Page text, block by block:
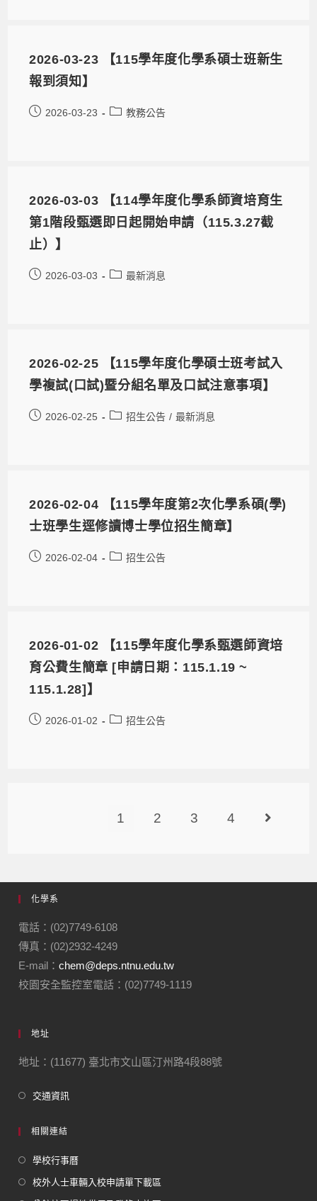
2026-03-23 【115學年度化學系碩士班新生
報到須知】
2026-03-23 教務公告
2026-03-03 【114學年度化學系師資培育生
第1階段甄選即日起開始申請（115.3.27截
止）】
2026-03-03 最新消息
2026-02-25 【115學年度化學碩士班考試入
學複試(口試)暨分組名單及口試注意事項】
2026-02-25 招生公告 / 最新消息
2026-02-04 【115學年度第2次化學系碩(學)
士班學生逕修讀博士學位招生簡章】
2026-02-04 招生公告
2026-01-02 【115學年度化學系甄選師資培
育公費生簡章 [申請日期：115.1.19 ~
115.1.28]】
2026-01-02 招生公告
1 2 3 4
化學系
電話：(02)7749-6108
傳真：(02)2932-4249
E-mail：chem@deps.ntnu.edu.tw
校園安全監控室電話：(02)7749-1119
地址
地址：(11677) 臺北市文山區汀州路4段88號
交通資訊
相關連結
學校行事曆
校外人士車輛入校申請單下載區